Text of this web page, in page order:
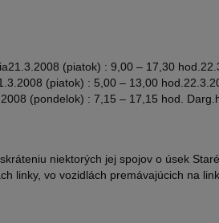
(piatok) : 9,00 – 17,30
(piatok) : 5,00 – 13,00
(pondelok) : 7,15 – 17,15 hod.
niektorých jej spojov o úsek
linky, vo vozidlách premávajúcich na